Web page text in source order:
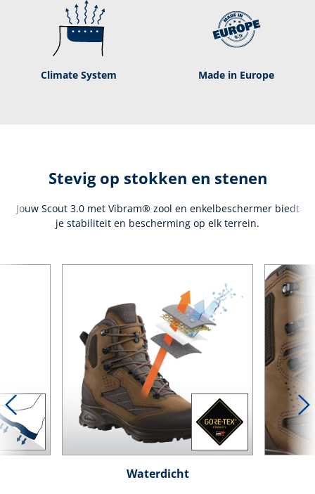
Climate System Made in Europe
Stevig op stokken en stenen
Jouw Scout 3.0 met Vibram® zool en enkelbeschermer biedt
je stabiliteit en bescherming op elk terrein.
Waterdicht